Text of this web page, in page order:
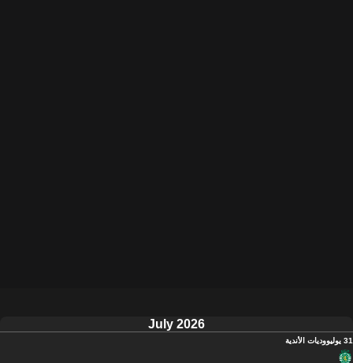
July 2026
31 يوليو وديات الأندية